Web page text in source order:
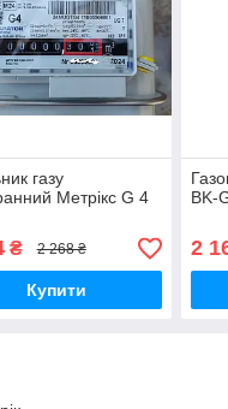
газу
Метрікс G 4
₴ 2 268 ₴
Купити
BK-
2